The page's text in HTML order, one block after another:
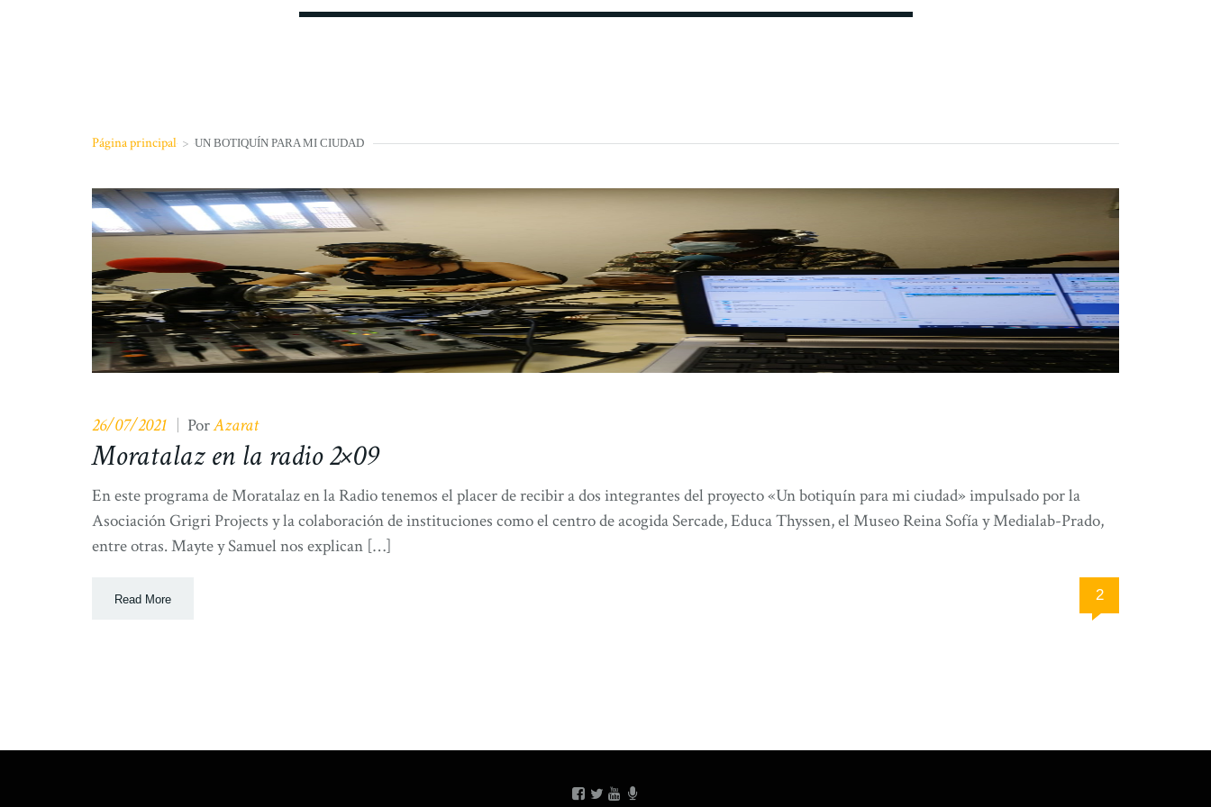
Página principal > UN BOTIQUÍN PARA MI CIUDAD
26/07/2021 | PorAzarat
Moratalaz en la radio 2×09
En este programa de Moratalaz en la Radio tenemos el placer de recibir a dos integrantes del proyecto «Un botiquín para mi ciudad» impulsado por la
Asociación Grigri Projects y la colaboración de instituciones como el centro de acogida Sercade, Educa Thyssen, el Museo Reina Sofía y Medialab-Prado,
entre otras. Mayte y Samuel nos explican […]
Read More 2